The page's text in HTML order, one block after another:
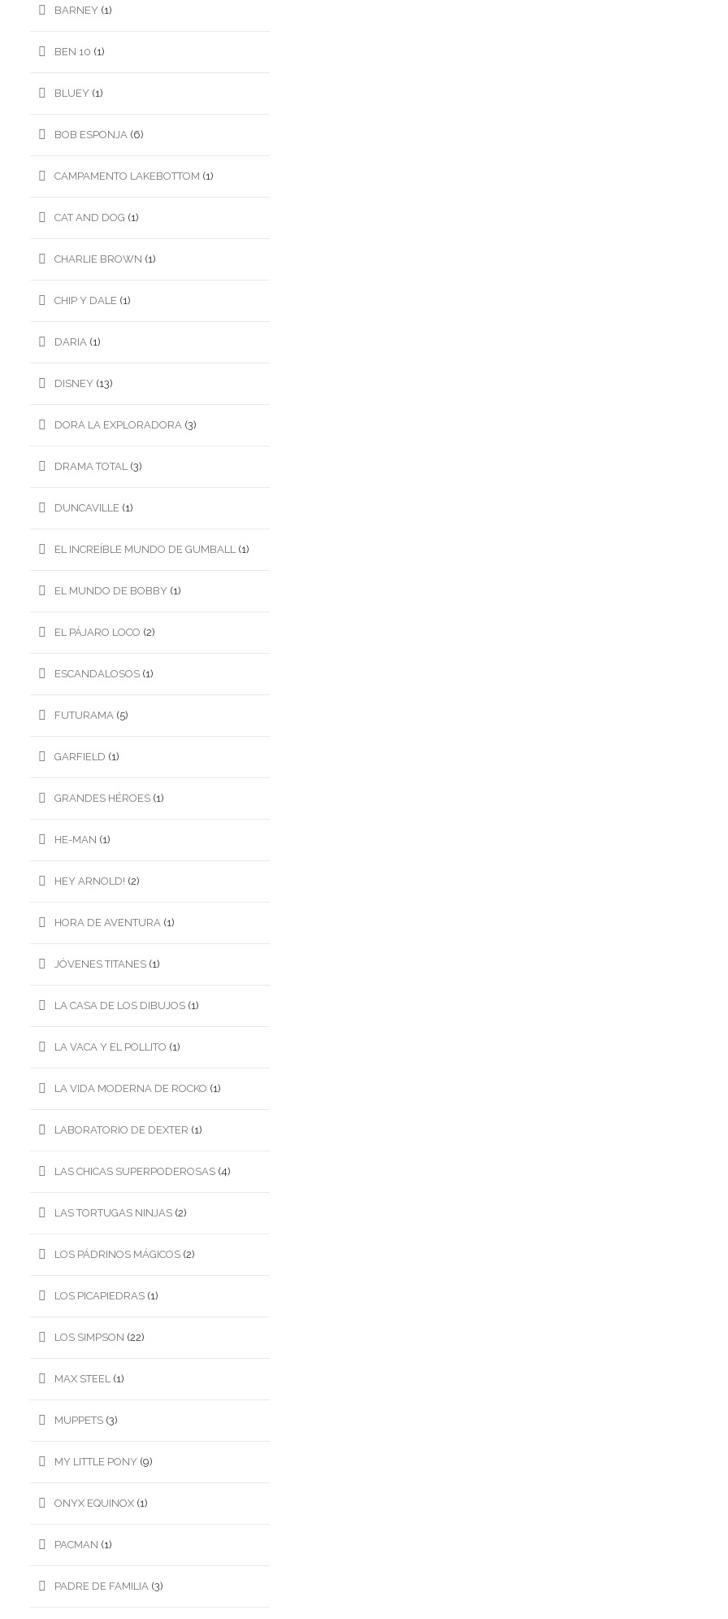
BARNEY (1)
BEN 10 (1)
BLUEY (1)
BOB ESPONJA (6)
CAMPAMENTO LAKEBOTTOM (1)
CAT AND DOG (1)
CHARLIE BROWN (1)
CHIP Y DALE (1)
DARIA (1)
DISNEY (13)
DORA LA EXPLORADORA (3)
DRAMA TOTAL (3)
DUNCAVILLE (1)
EL INCREÍBLE MUNDO DE GUMBALL (1)
EL MUNDO DE BOBBY (1)
EL PÁJARO LOCO (2)
ESCANDALOSOS (1)
FUTURAMA (5)
GARFIELD (1)
GRANDES HÉROES (1)
HE-MAN (1)
HEY ARNOLD! (2)
HORA DE AVENTURA (1)
JÓVENES TITANES (1)
LA CASA DE LOS DIBUJOS (1)
LA VACA Y EL POLLITO (1)
LA VIDA MODERNA DE ROCKO (1)
LABORATORIO DE DEXTER (1)
LAS CHICAS SUPERPODEROSAS (4)
LAS TORTUGAS NINJAS (2)
LOS PÁDRINOS MÁGICOS (2)
LOS PICAPIEDRAS (1)
LOS SIMPSON (22)
MAX STEEL (1)
MUPPETS (3)
MY LITTLE PONY (9)
ONYX EQUINOX (1)
PACMAN (1)
PADRE DE FAMILIA (3)